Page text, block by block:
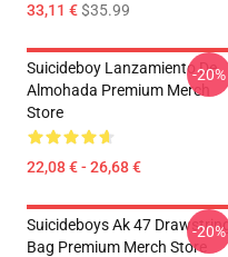
33,11 €$35.99
Suicideboy Lanzamiento De
Almohada Premium Merch
Store
22,08 € - 26,68 €
-20%
Suicideboys Ak 47
Bag Premium Merch Store
-20%